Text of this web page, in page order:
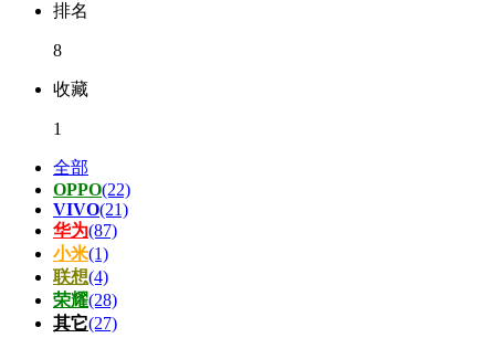
排名
8
收藏
1
全部
OPPO(22)
VIVO(21)
华为(87)
小米(1)
联想(4)
荣耀(28)
其它(27)